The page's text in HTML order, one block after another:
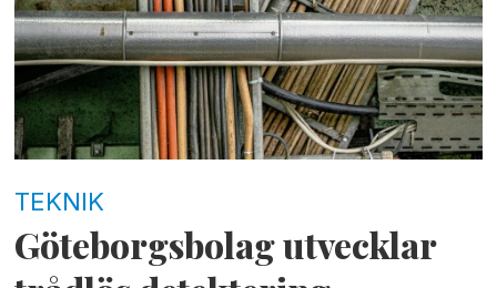
TEKNIK
Göteborgsbolag utvecklar